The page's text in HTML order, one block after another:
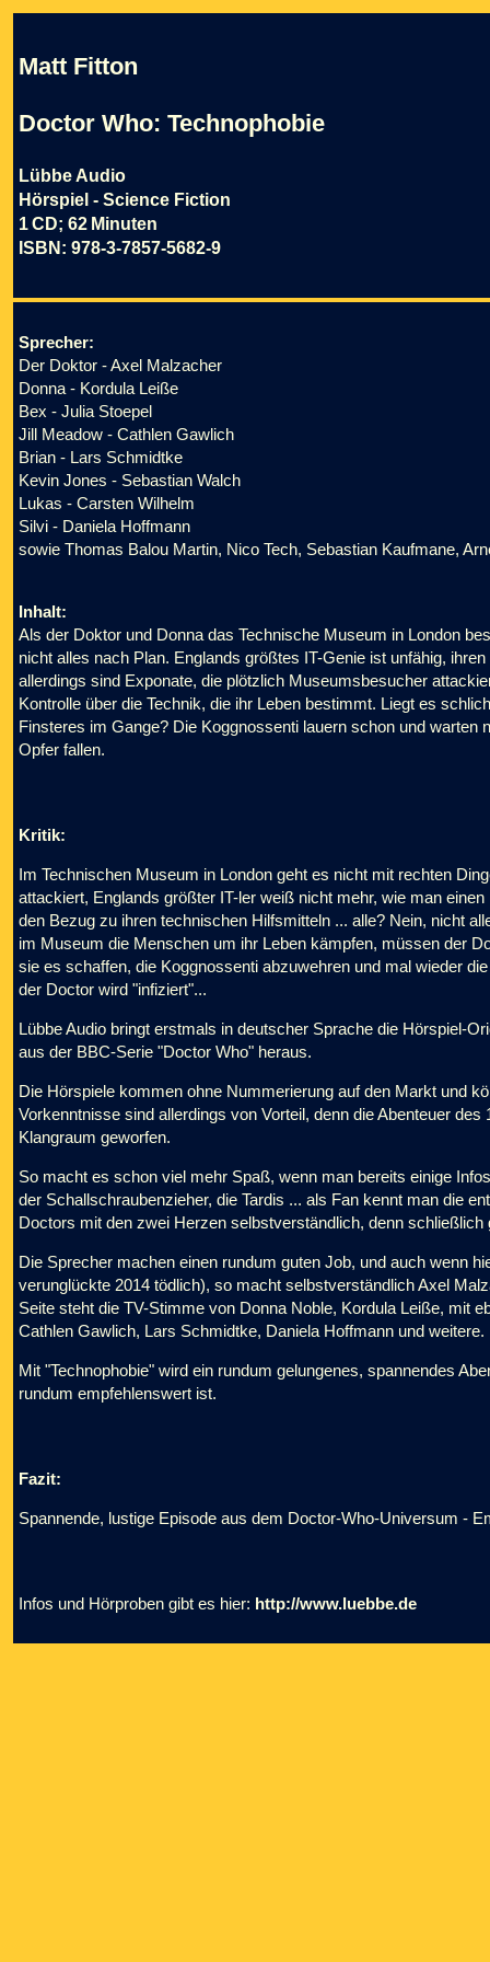
Matt Fitton
Doctor Who: Technophobie
Lübbe Audio
Hörspiel - Science Fiction
1 CD; 62 Minuten
ISBN: 978-3-7857-5682-9
Sprecher:
Der Doktor - Axel Malzacher
Donna - Kordula Leiße
Bex - Julia Stoepel
Jill Meadow - Cathlen Gawlich
Brian - Lars Schmidtke
Kevin Jones - Sebastian Walch
Lukas - Carsten Wilhelm
Silvi - Daniela Hoffmann
sowie Thomas Balou Martin, Nico Tech, Sebastian Kaufmane,
Inhalt:
Als der Doktor und Donna das Technische Museum in London
nicht alles nach Plan. Englands größtes IT-Genie ist unfähig,
allerdings sind Exponate, die plötzlich Museumsbesucher
Kontrolle über die Technik, die ihr Leben bestimmt. Liegt es
Finsteres im Gange? Die Koggnossenti lauern schon und warten
Opfer fallen.
Kritik:
Im Technischen Museum in London geht es nicht mit rechten
attackiert, Englands größter IT-ler weiß nicht mehr, wie man
den Bezug zu ihren technischen Hilfsmitteln ... alle? Nein, nicht
im Museum die Menschen um ihr Leben kämpfen, müssen der
sie es schaffen, die Koggnossenti abzuwehren und mal wieder
der Doctor wird "infiziert"...
Lübbe Audio bringt erstmals in deutscher Sprache die Hörspiel-
aus der BBC-Serie "Doctor Who" heraus.
Die Hörspiele kommen ohne Nummerierung auf den Markt und
Vorkenntnisse sind allerdings von Vorteil, denn die Abenteuer
Klangraum geworfen.
So macht es schon viel mehr Spaß, wenn man bereits einige
der Schallschraubenzieher, die Tardis ... als Fan kennt man die
Doctors mit den zwei Herzen selbstverständlich, denn
Die Sprecher machen einen rundum guten Job, und auch wenn
verunglückte 2014 tödlich), so macht selbstverständlich Axel
Seite steht die TV-Stimme von Donna Noble, Kordula Leiße, mit
Cathlen Gawlich, Lars Schmidtke, Daniela Hoffmann und weitere.
Mit "Technophobie" wird ein rundum gelungenes, spannendes
rundum empfehlenswert ist.
Fazit:
Spannende, lustige Episode aus dem Doctor-Who-Universum -
Infos und Hörproben gibt es hier: http://www.luebbe.de